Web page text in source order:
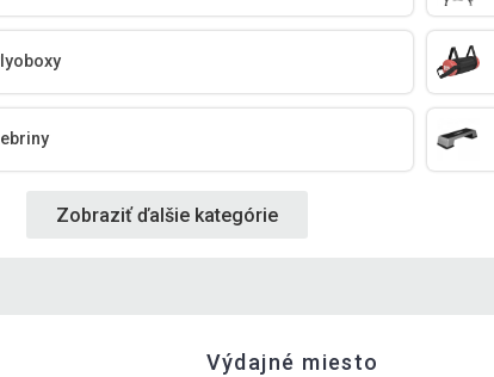
Zobraziť ďalšie kategórie
Výdajné miesto